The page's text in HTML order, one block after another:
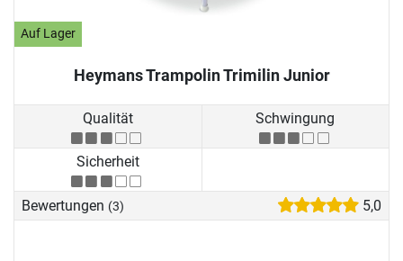
Auf Lager
Heymans Trampolin Trimilin Junior
Qualität Schwingung
Sicherheit
Bewertungen (3) 5,0